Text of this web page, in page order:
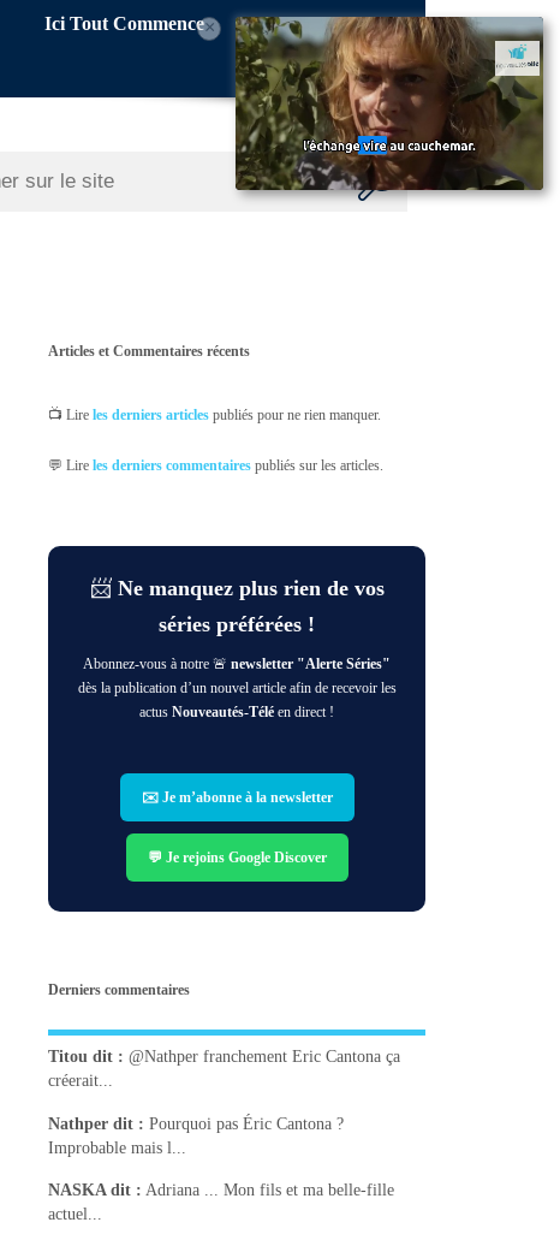
Ici Tout Commence×
Articles et Commentaires récents
📺 Lireles derniers articles publiés pour ne rien manquer.
💬 Lireles derniers commentaires publiés sur les articles.
📨 Ne manquez plus rien de vos
séries préférées !
Abonnez-vous à notre 🚨newsletter "Alerte Séries"
dès la publication d’un nouvel article afin de recevoir les
actusNouveautés-Télé en direct !
✉️ Je m’abonne à la newsletter
💬 Je rejoins Google Discover
Derniers commentaires
Titou dit : @Nathper franchement Eric Cantona ça
créerait...
Nathper dit : Pourquoi pas Éric Cantona ?
Improbable mais l...
NASKAdit : Adriana ... Mon fils et ma belle-fille
actuel...